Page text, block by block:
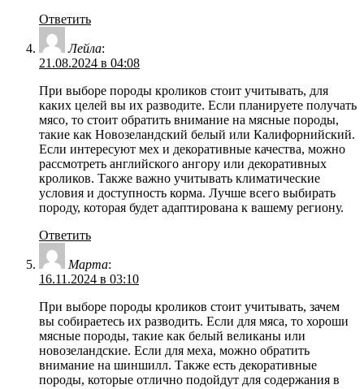
Ответить
Лейла:
21.08.2024 в 04:08
При выборе породы кроликов стоит учитывать, для
каких целей вы их разводите. Если планируете получать
мясо, то стоит обратить внимание на мясные породы,
такие как Новозеландский белый или Калифорнийский.
Если интересуют мех и декоративные качества, можно
рассмотреть английского ангору или декоративных
кроликов. Также важно учитывать климатические
условия и доступность корма. Лучше всего выбирать
породу, которая будет адаптирована к вашему региону.
Ответить
Марта:
16.11.2024 в 03:10
При выборе породы кроликов стоит учитывать, зачем
вы собираетесь их разводить. Если для мяса, то хороши
мясные породы, такие как белый великаны или
новозеландские. Если для меха, можно обратить
внимание на шиншилл. Также есть декоративные
породы, которые отлично подойдут для содержания в